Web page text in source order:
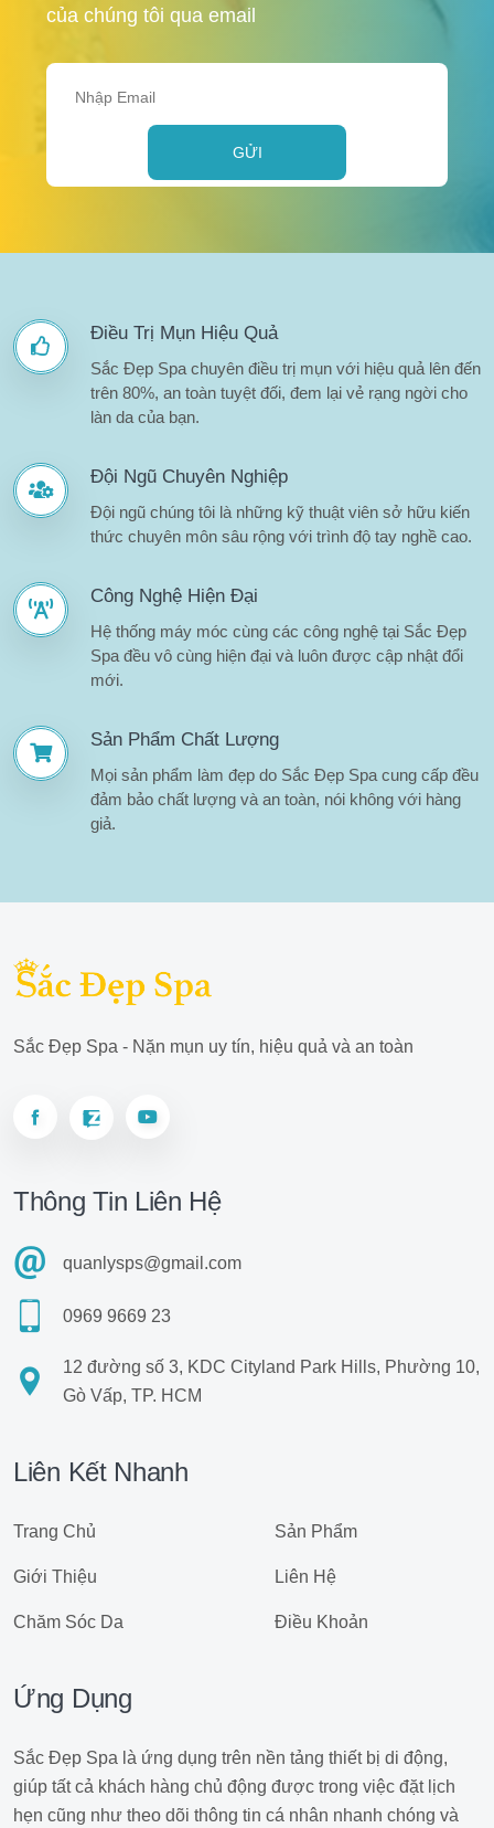
của chúng tôi qua email
GỬI
Điều Trị Mụn Hiệu Quả
Sắc Đẹp Spa chuyên điều trị mụn với hiệu quả lên đến
trên 80%, an toàn tuyệt đối, đem lại vẻ rạng ngời cho
làn da của bạn.
Đội Ngũ Chuyên Nghiệp
Đội ngũ chúng tôi là những kỹ thuật viên sở hữu kiến
thức chuyên môn sâu rộng với trình độ tay nghề cao.
Công Nghệ Hiện Đại
Hệ thống máy móc cùng các công nghệ tại Sắc Đẹp
Spa đều vô cùng hiện đại và luôn được cập nhật đổi
mới.
Sản Phẩm Chất Lượng
Mọi sản phẩm làm đẹp do Sắc Đẹp Spa cung cấp đều
đảm bảo chất lượng và an toàn, nói không với hàng
giả.
Sắc Đẹp Spa - Nặn mụn uy tín, hiệu quả và an toàn
Thông Tin Liên Hệ
quanlysps@gmail.com
0969 9669 23
12 đường số 3, KDC Cityland Park Hills, Phường 10,
Gò Vấp, TP. HCM
Liên Kết Nhanh
Trang Chủ
Giới Thiệu
Chăm Sóc Da
Sản Phẩm
Liên Hệ
Điều Khoản
Ứng Dụng
Sắc Đẹp Spa là ứng dụng trên nền tảng thiết bị di động,
giúp tất cả khách hàng chủ động được trong việc đặt lịch
hẹn cũng như theo dõi thông tin cá nhân nhanh chóng và